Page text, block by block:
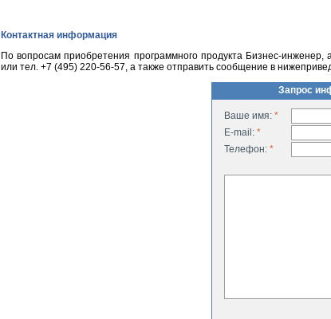
Контактная информация
По вопросам приобретения программного продукта Бизнес-
или тел. +7 (495) 220-56-57, а также отправить сообщение в
Запрос
Ваше имя: *
E-mail: *
Телефон: *